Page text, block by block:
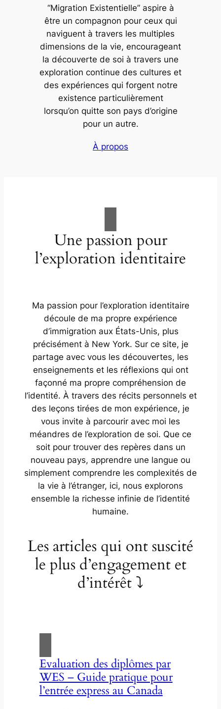
“Migration Existentielle” aspire à
être un compagnon pour ceux qui
naviguent à travers les multiples
dimensions de la vie, encourageant
la découverte de soi à travers une
exploration continue des cultures et
des expériences qui forgent notre
existence particulièrement
lorsqu’on quitte son pays d’origine
pour un autre.
À propos
Une passion pour
l’exploration identitaire
Ma passion pour l’exploration identitaire
découle de ma propre expérience
d’immigration aux États-Unis, plus
précisément à New York. Sur ce site, je
partage avec vous les découvertes, les
enseignements et les réflexions qui ont
façonné ma propre compréhension de
l’identité. À travers des récits personnels et
des leçons tirées de mon expérience, je
vous invite à parcourir avec moi les
méandres de l’exploration de soi. Que ce
soit pour trouver des repères dans un
nouveau pays, apprendre une langue ou
simplement comprendre les complexités de
la vie à l’étranger, ici, nous explorons
ensemble la richesse infinie de l’identité
humaine.
Les articles qui ont suscité
le plus d’engagement et
d’intérêt ⤵
Evaluation des diplômes par
WES – Guide pratique pour
l’entrée express au Canada